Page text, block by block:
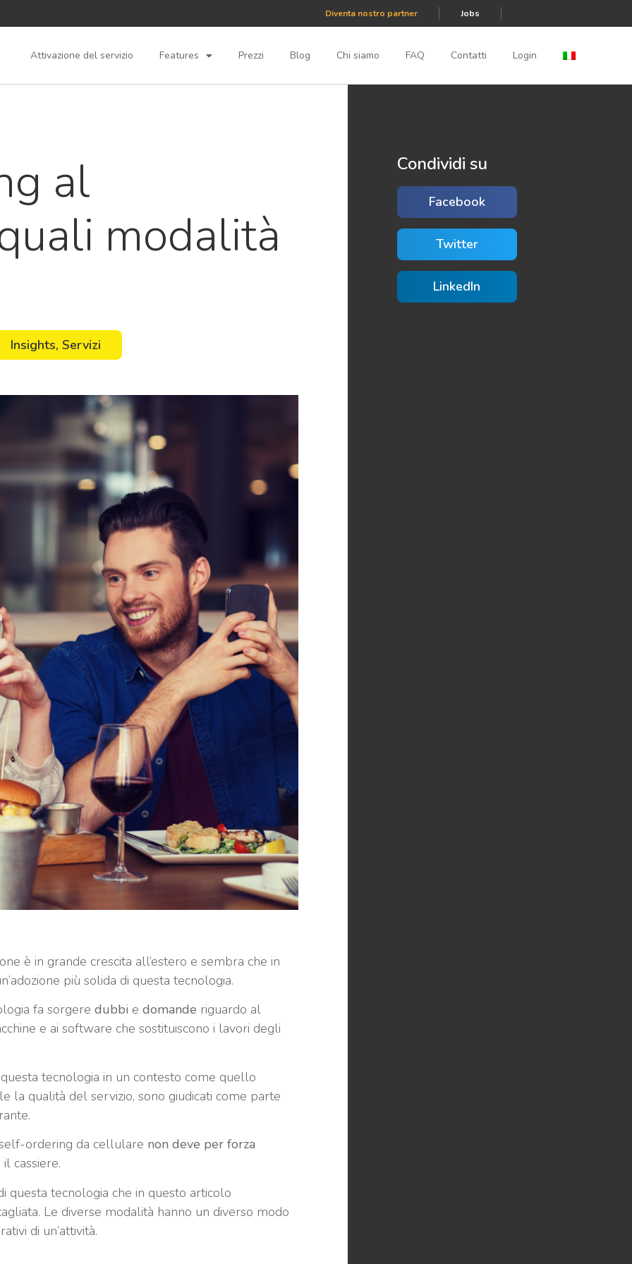
Diventa nostro partner Jobs
Attivazione del servizio Features Prezzi Blog Chi siamo FAQ Contatti Login
al
modalità
Insights, Servizi
è in grande crescita all’estero e sembra che in
più solida di questa tecnologia.
fa sorgere dubbi e domande riguardo al
e ai software che sostituiscono i lavori degli
tecnologia in un contesto come quello
la qualità del servizio, sono giudicati come parte
ordering da cellulare non deve per forza
cassiere.
questa tecnologia che in questo articolo
Le diverse modalità hanno un diverso modo
di un’attività.
Condividi su
Facebook
Twitter
LinkedIn